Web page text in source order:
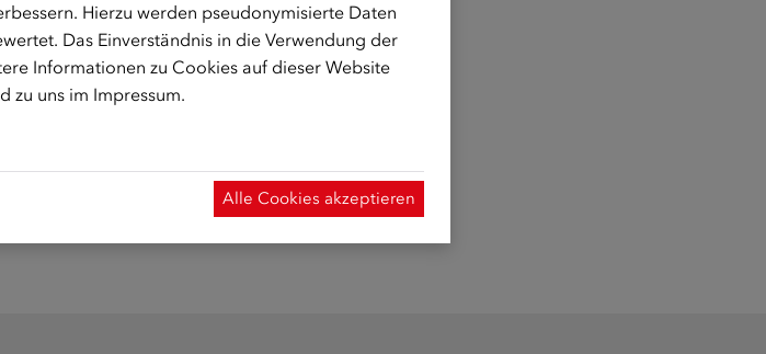
Hierzu werden pseudonymisierte Daten
Das Einverständnis in die Verwendung der
Informationen zu Cookies auf dieser Website
zu uns im Impressum.
Alle Cookies akzeptieren